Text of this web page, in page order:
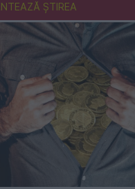
ȘTIREA